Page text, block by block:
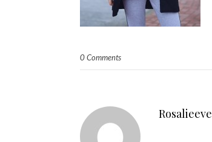
0 Comments
Rosalieeve